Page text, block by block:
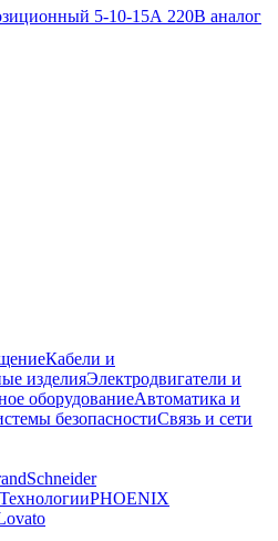
5-10-15А 220В аналог
Кабели и
изделияЭлектродвигатели и
оборудованиеАвтоматика и
безопасностиСвязь и сети
Schneider
PHOENIX